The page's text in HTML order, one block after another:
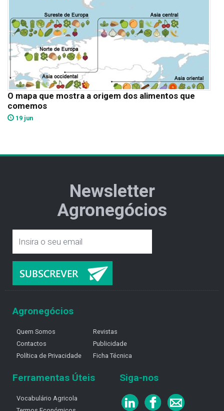
O mapa que mostra a origem dos alimentos que
comemos
19 jun
Newsletter
Agronegócios
Agronegócios
Quem Somos
Contactos
Política de Privacidade
Revistas
Publicidade
Ficha Técnica
Ferramentas Úteis
Vocabulário Agricola
Siga-nos